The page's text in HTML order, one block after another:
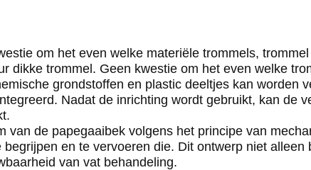
om het even welke materiële trommels,
dikke trommel. Geen kwestie om het even welke
grondstoffen en plastic deeltjes kan worden
Nadat de inrichting wordt gebruikt, kan de
de papegaaibek volgens het principe van
en te vervoeren die. Dit ontwerp niet alleen
van vat behandeling.